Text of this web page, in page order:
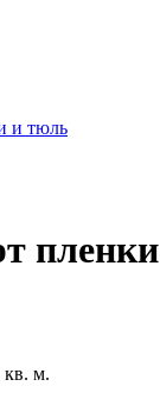
и тюль
пленки
кв. м.